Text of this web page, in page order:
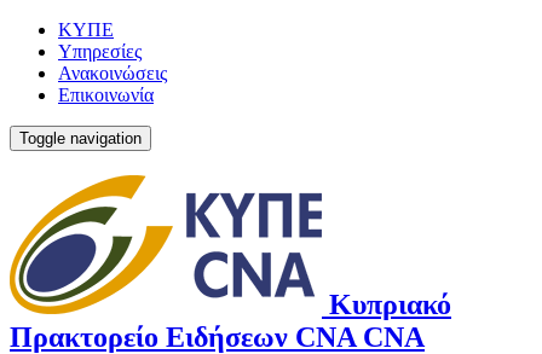
ΚΥΠΕ
Υπηρεσίες
Ανακοινώσεις
Επικοινωνία
Toggle navigation
Κυπριακό
Πρακτορείο Ειδήσεων CNA CNA